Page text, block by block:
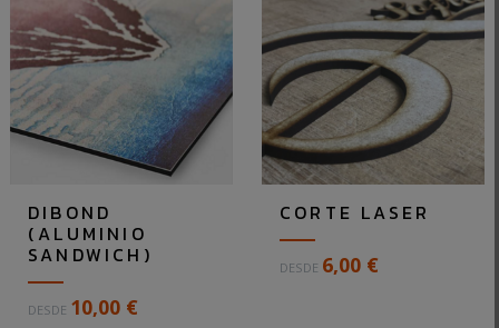
s
i
m
p
r
i
t
u
o
g
s
u
s
e
u
n
m
DIBOND
(ALUMINIO
SANDWICH)
E
DESDE 10,00 €
CORTE LASER
DESDE 6,00 €